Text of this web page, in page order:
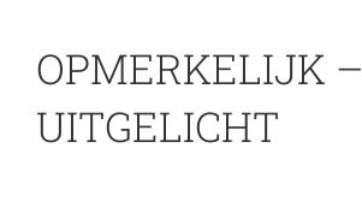
OPMERKELIJK –
UITGELICHT